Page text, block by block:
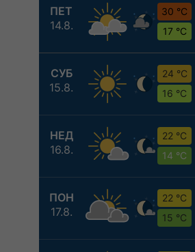
ПЕТ
14.8.
30 °C
17 °C
СУБ
15.8.
24 °C
16 °C
НЕД
16.8.
22 °C
14 °C
ПОН
17.8.
22 °C
15 °C